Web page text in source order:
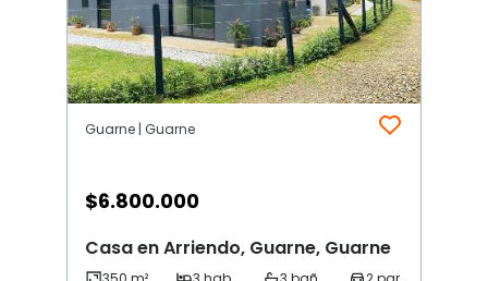
Guarne | Guarne
$6.800.000
Casa en Arriendo, Guarne, Guarne